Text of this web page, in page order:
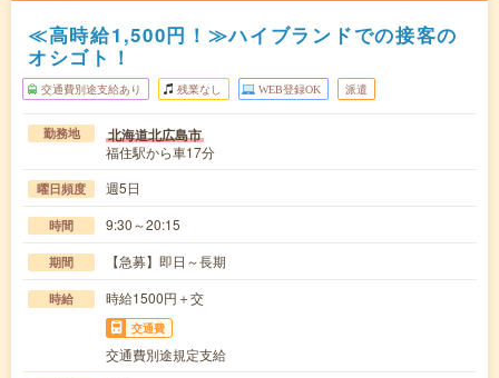
≪高時給1,500円！≫ハイブランドでの接客の
オシゴト！
交通費別途支給あり 残業なし WEB登録OK 派遣
勤務地 北海道北広島市
福住駅から車17分
曜日頻度 週5日
時間 9:30～20:15
期間 【急募】即日～長期
時給 時給1500円＋交
交通費
交通費別途規定支給